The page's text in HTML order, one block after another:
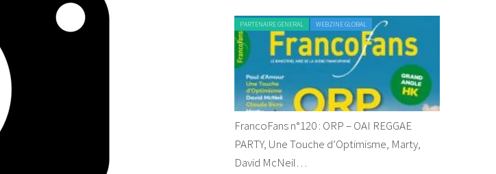
PARTENAIRE GENERAL WEBZINE GLOBAL
FrancoFans n°120 : ORP – OAI REGGAE
PARTY, Une Touche d’Optimisme, Marty,
David McNeil…